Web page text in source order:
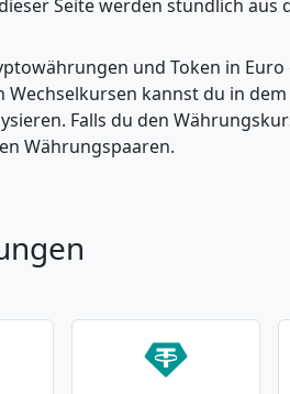
Seite werden stündlich aus
und Token in
kannst du in
Falls du den
Währungspaaren.